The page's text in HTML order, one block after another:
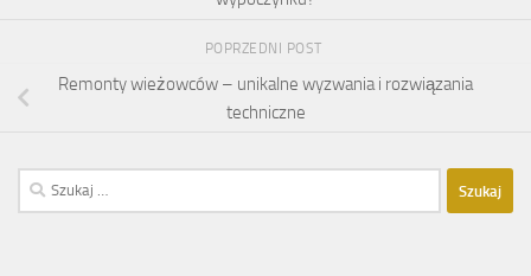
POPRZEDNI POST
Remonty wieżowców – unikalne wyzwania i rozwiązania
techniczne
Szukaj: